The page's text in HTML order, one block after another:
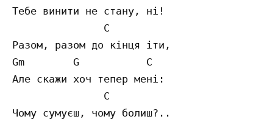
Тебе винити не стану, ні!
               C
Разом, разом до кінця іти,
Gm        G           C
Але скажи хоч тепер мені:
               C
Чому сумуєш, чому болиш?..